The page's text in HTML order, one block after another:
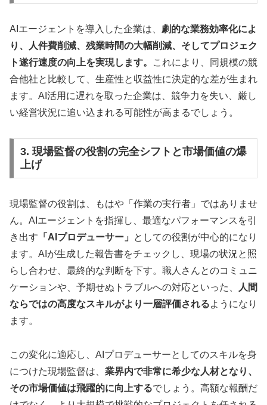
AIエージェントを導入した企業は、 劇的な業務効率化によ
り、人件費削減、残業時間の大幅削減、そしてプロジェク
ト遂行速度の向上を実現します。
これにより、同規模の競
合他社と比較して、生産性と収益性に決定的な差が生まれ
ます。AI活用に遅れを取った企業は、競争力を失い、厳し
い経営状況に追い込まれる可能性が高まるでしょう。
3. 現場監督の役割の完全シフトと市場価値の爆
上げ
現場監督の役割は、もはや「作業の実行者」ではありませ
ん。AIエージェントを指揮し、最適なパフォーマンスを引
き出す 「AIプロデューサー」
としての役割が中心的になり
ます。AIが生成した報告書をチェックし、現場の状況と照
らし合わせ、最終的な判断を下す。職人さんとのコミュニ
ケーションや、予期せぬトラブルへの対応といった、
人間
ならではの高度なスキルがより一層評価されるようになり
ます。
この変化に適応し、AIプロデューサーとしてのスキルを身
につけた現場監督は、 業界内で非常に希少な人材となり、
その市場価値は飛躍的に向上するでしょう。高額な報酬だ